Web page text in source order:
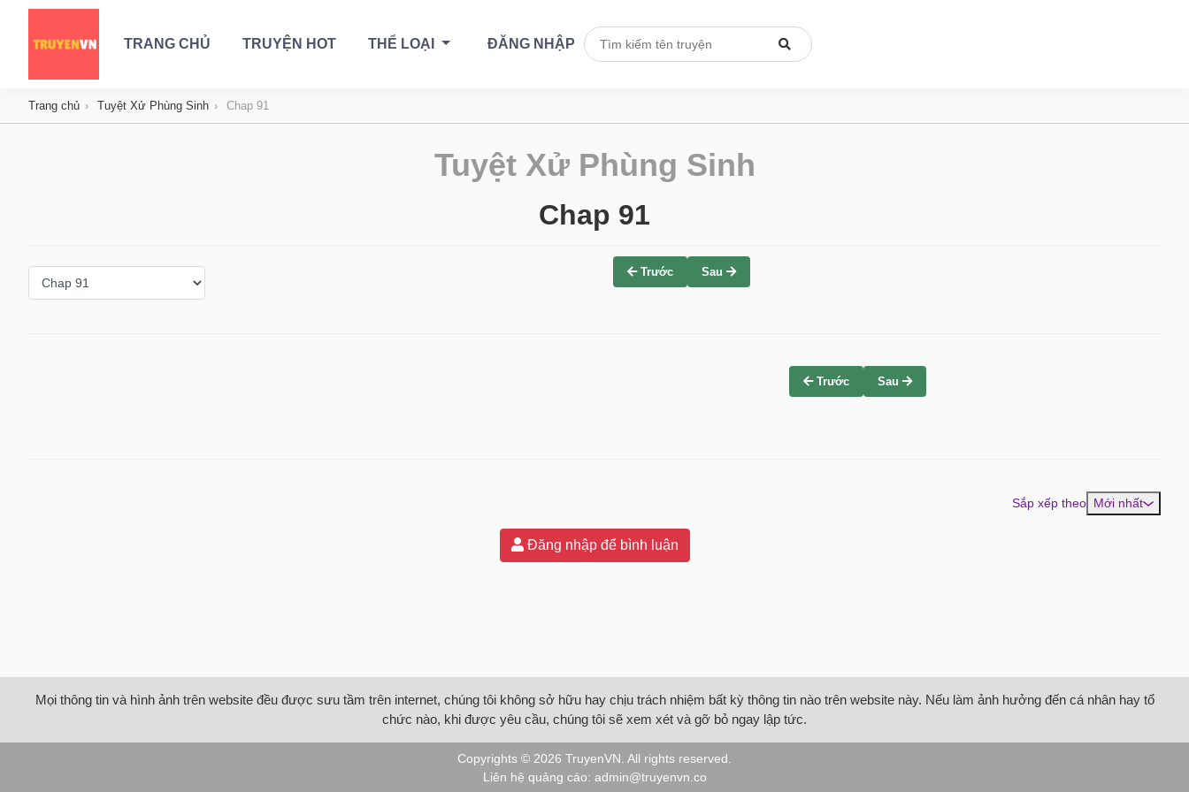
TRANG CHỦ TRUYỆN HOT THỂ LOẠI ĐĂNG NHẬP
Trang chủ Tuyệt Xử Phùng Sinh Chap 91
Tuyệt Xử Phùng Sinh
Chap 91
Trước Sau
Trước Sau
Sắp xếp theo Mới nhất
Đăng nhập để bình luận
Mọi thông tin và hình ảnh trên website đều được sưu tầm trên internet, chúng tôi không sở hữu hay chịu trách nhiệm bất kỳ thông tin nào trên website này. Nếu làm ảnh hưởng đến cá nhân hay tổ
chức nào, khi được yêu cầu, chúng tôi sẽ xem xét và gỡ bỏ ngay lập tức.
Copyrights © 2026 TruyenVN . All rights reserved.
Liên hệ quảng cáo: admin@truyenvn.co